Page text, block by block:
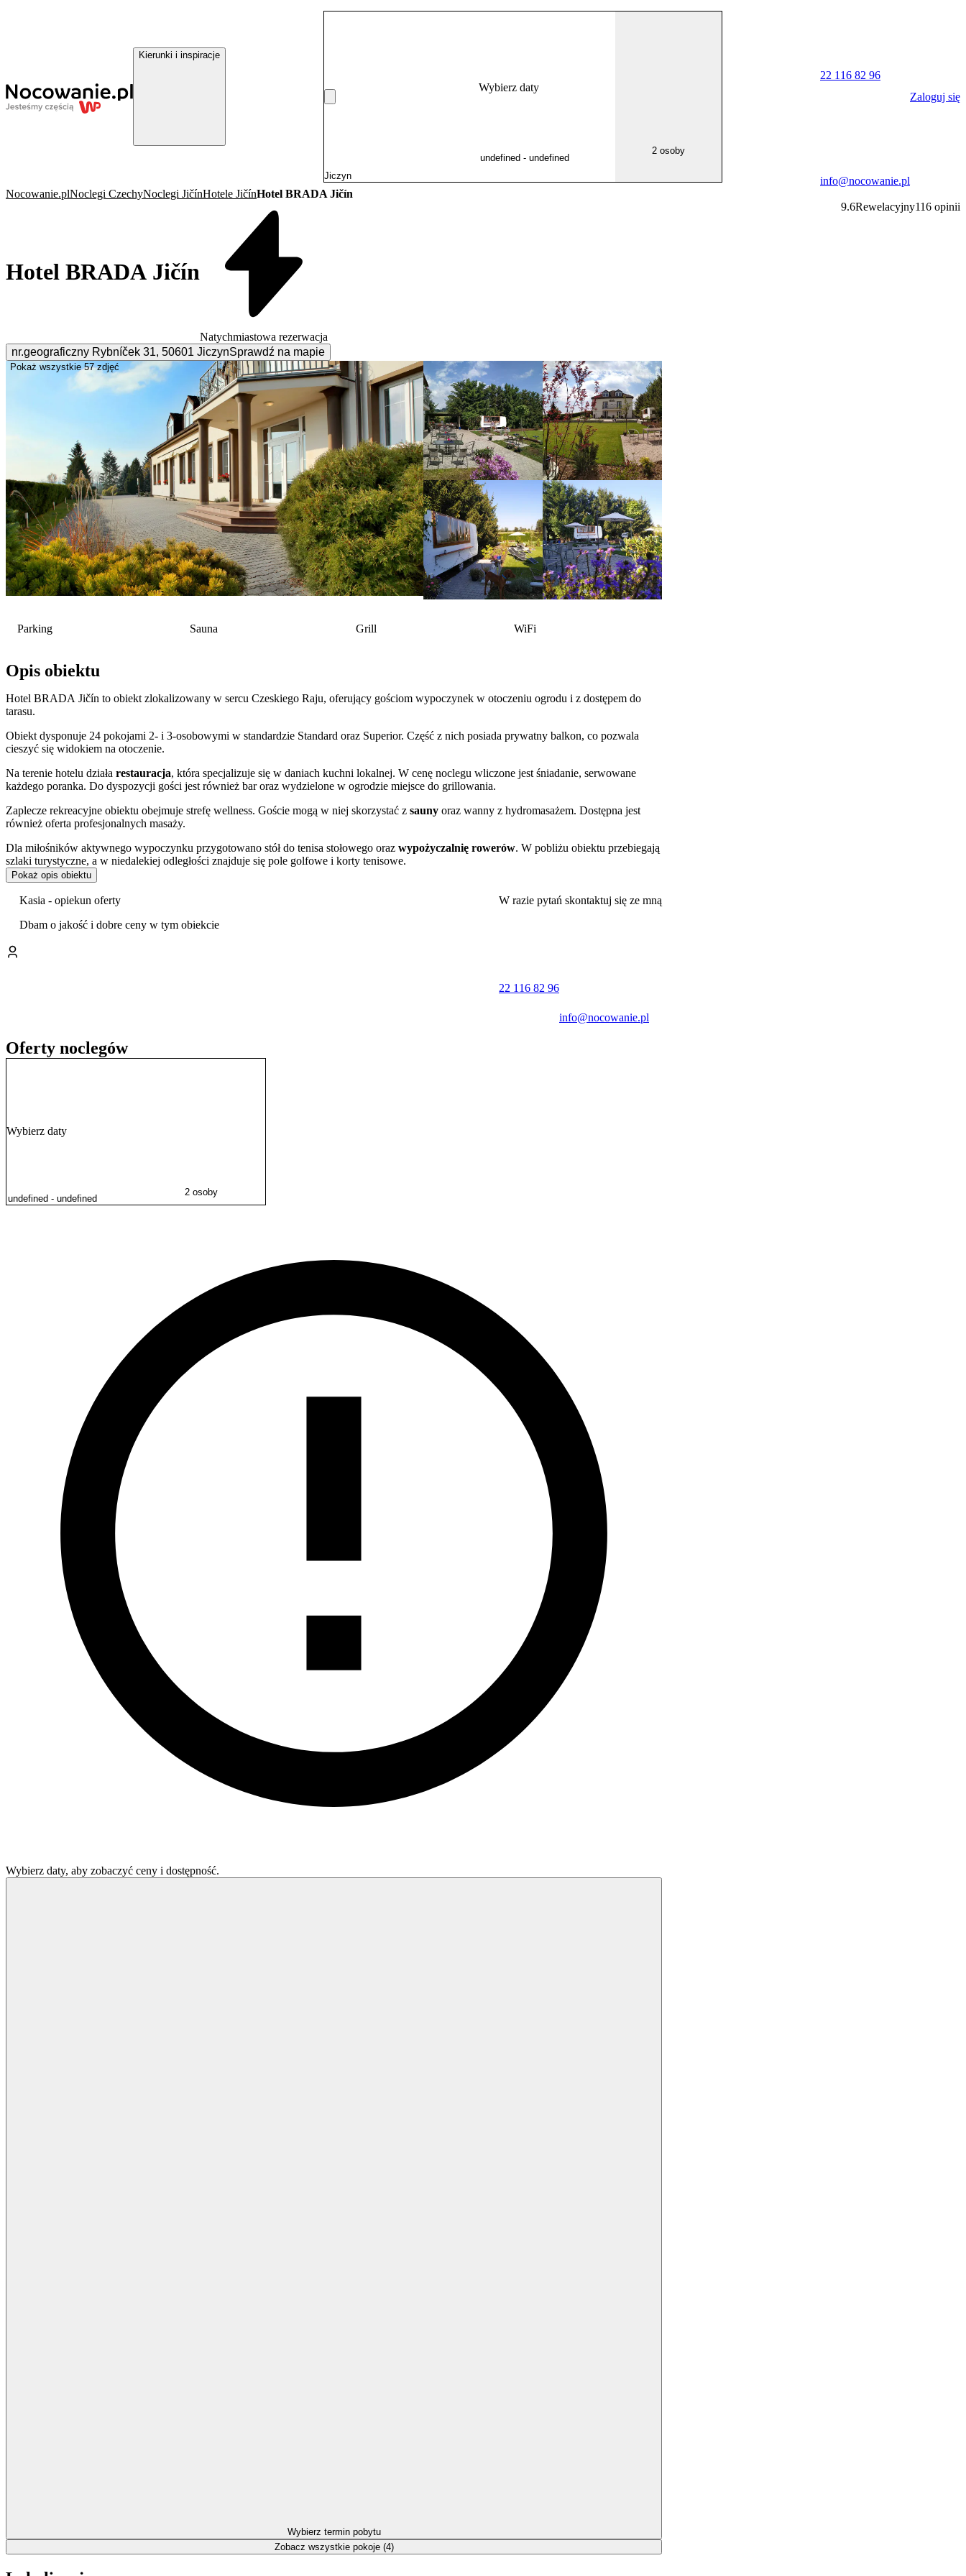
Kierunki i inspiracje
Wybierz daty
2 osoby
22 116 82 96
info@nocowanie.pl
Zaloguj się
Nocowanie.plNoclegi CzechyNoclegi JičínHotele JičínHotel BRADA Jičín
Hotel BRADA Jičín
Natychmiastowa rezerwacja
nr.geograficzny Rybníček 31, 50601 JiczynSprawdź na mapie
9.6Rewelacyjny116 opinii
Pokaż wszystkie 57 zdjęć
Parking Sauna Grill WiFi
Opis obiektu
Hotel BRADA Jičín to obiekt zlokalizowany w sercu Czeskiego Raju, oferujący gościom wypoczynek w otoczeniu ogrodu i z dostępem do
tarasu.
Obiekt dysponuje 24 pokojami 2- i 3-osobowymi w standardzie Standard oraz Superior. Część z nich posiada prywatny balkon, co pozwala
cieszyć się widokiem na otoczenie.
Na terenie hotelu działa restauracja, która specjalizuje się w daniach kuchni lokalnej. W cenę noclegu wliczone jest śniadanie, serwowane
każdego poranka. Do dyspozycji gości jest również bar oraz wydzielone w ogrodzie miejsce do grillowania.
Zaplecze rekreacyjne obiektu obejmuje strefę wellness. Goście mogą w niej skorzystać z sauny oraz wanny z hydromasażem. Dostępna jest
również oferta profesjonalnych masaży.
Dla miłośników aktywnego wypoczynku przygotowano stół do tenisa stołowego oraz wypożyczalnię rowerów. W pobliżu obiektu przebiegają
szlaki turystyczne, a w niedalekiej odległości znajduje się pole golfowe i korty tenisowe.
Goście w swoich opiniach szczególnie wysoko oceniają profesjonalizm personelu oraz czystość panującą w obiekcie.
Lokalizacja hotelu stanowi dogodną bazę wypadową do zwiedzania regionu. W niewielkiej odległości znajdują się słynne
Prachowskie Skały
(ok. 3 km) oraz zabytki Jiczyna, takie jak Brama Valdicka czy Muzeum Regionalne, oddalone o niecałe 2 km. Warto również zobaczyć pobliską
Do dyspozycji gości jest bezprzewodowy internet oraz
Pokaż opis obiektu
Kasia - opiekun oferty
Dbam o jakość i dobre ceny w tym obiekcie
W razie pytań skontaktuj się ze mną
22 116 82 96
info@nocowanie.pl
Oferty noclegów
Wybierz daty
2 osoby
Wybierz daty, aby zobaczyć ceny i dostępność.
Wybierz termin pobytu
Zobacz wszystkie pokoje (4)